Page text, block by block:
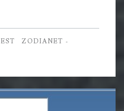
ZODIANET -